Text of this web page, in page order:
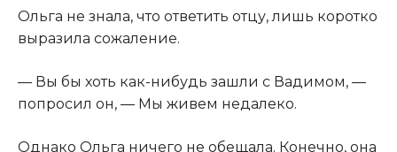
Ольга не знала, что ответить отцу, лишь коротко
выразила сожаление.
— Вы бы хоть как-нибудь зашли с Вадимом, —
попросил он, — Мы живем недалеко.
Однако Ольга ничего не обещала. Конечно, она